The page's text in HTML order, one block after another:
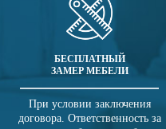
БЕСПЛАТНЫЙ
ЗАМЕР МЕБЕЛИ
При условии заключения
договора. Ответственность за